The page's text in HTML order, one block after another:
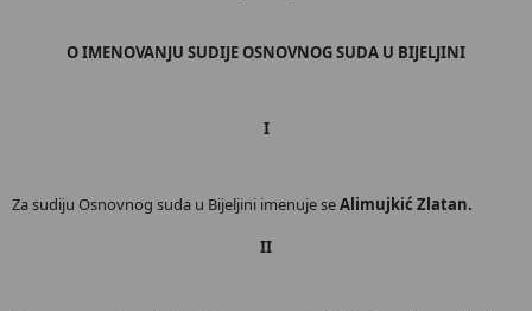
O IMENOVANJU SUDIJE OSNOVNOG SUDA U BIJELJINI
I
Za sudiju Osnovnog suda u Bijeljini imenuje seAlimujkić Zlatan.
II